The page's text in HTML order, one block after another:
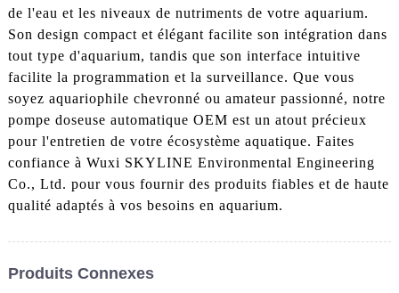
de l'eau et les niveaux de nutriments de votre aquarium.
Son design compact et élégant facilite son intégration dans
tout type d'aquarium, tandis que son interface intuitive
facilite la programmation et la surveillance. Que vous
soyez aquariophile chevronné ou amateur passionné, notre
pompe doseuse automatique OEM est un atout précieux
pour l'entretien de votre écosystème aquatique. Faites
confiance à Wuxi SKYLINE Environmental Engineering
Co., Ltd. pour vous fournir des produits fiables et de haute
qualité adaptés à vos besoins en aquarium.
Produits Connexes